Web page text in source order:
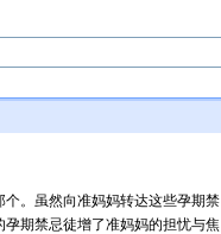
。虽然向准妈妈转达这些孕期禁
期禁忌徒增了准妈妈的担忧与焦